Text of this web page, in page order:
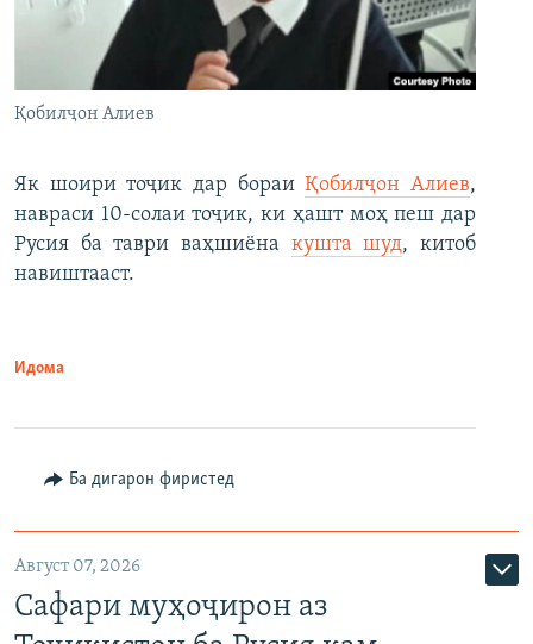
Қобилҷон Алиев
Як шоири тоҷик дар бораиҚобилҷон Алиев,
навраси 10-солаи тоҷик, ки ҳашт моҳ пеш дар
Русия ба таври ваҳшиёна кушта шуд, китоб
навиштааст.
Идома
Ба дигарон фиристед
Август 07, 2026
Сафари муҳоҷирон аз